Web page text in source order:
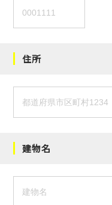
住所
建物名